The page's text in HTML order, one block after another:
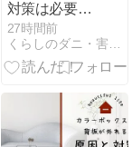
対策は必要？
山に入る前に
準備したいこ
と
27時間前